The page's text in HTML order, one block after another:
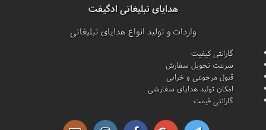
هدایای تبلیغاتی ادگیفت
واردات و تولید انواع هدایای تبلیغاتی
گارانتی کیفیت
سرعت تحویل سفارش
قبول مرجوعی و خرابی
امکان تولید هدایای سفارشی
گارانتی قیمت